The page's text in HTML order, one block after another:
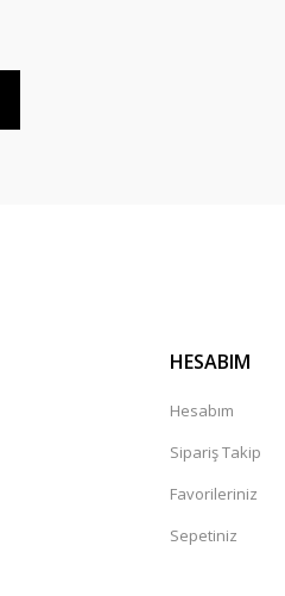
HESABIM
Hesabım
Sipariş Takip
Favorileriniz
Sepetiniz